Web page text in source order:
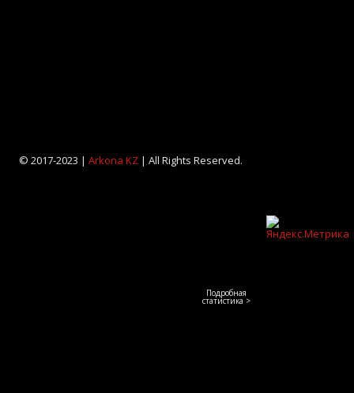
© 2017-2023 | Arkona KZ| All Rights Reserved.
Подробная
статистика >